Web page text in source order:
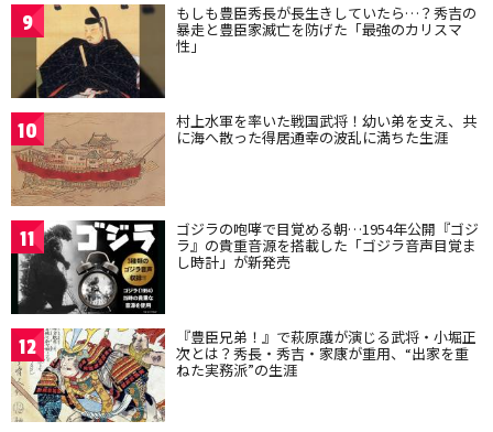
9 もしも豊臣秀長が長生きしていたら…？秀吉の
暴走と豊臣家滅亡を防げた「最強のカリスマ
性」
10 村上水軍を率いた戦国武将！幼い弟を支え、共
に海へ散った得居通幸の波乱に満ちた生涯
11 ゴジラの咆哮で目覚める朝…1954年公開『ゴジ
ラ』の貴重音源を搭載した「ゴジラ音声目覚ま
し時計」が新発売
12 『豊臣兄弟！』で萩原護が演じる武将・小堀正
次とは？秀長・秀吉・家康が重用、“出家を重
ねた実務派”の生涯